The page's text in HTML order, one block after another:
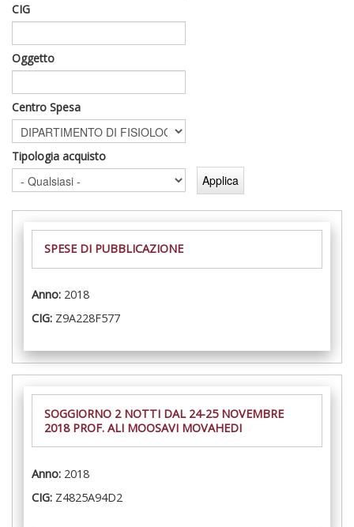
CIG
Oggetto
Centro Spesa
Tipologia acquisto
SPESE DI PUBBLICAZIONE
Anno: 2018
CIG: Z9A228F577
SOGGIORNO 2 NOTTI DAL 24-25 NOVEMBRE
2018 PROF. ALI MOOSAVI MOVAHEDI
Anno: 2018
CIG: Z4825A94D2